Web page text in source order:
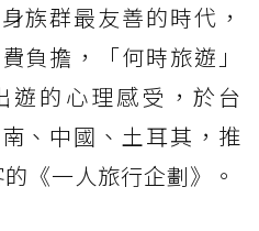
族群最友善的時代，
負擔，「何時旅遊」
遊的心理感受，於台
、中國、土耳其，推
《一人旅行企劃》。